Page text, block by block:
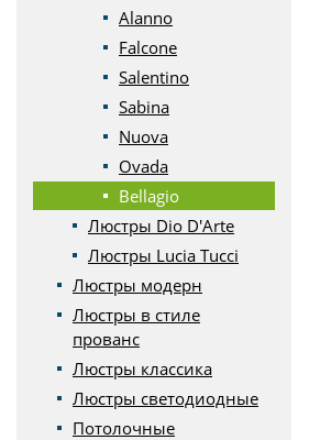
Alanno
Falcone
Salentino
Sabina
Nuova
Ovada
Bellagio
Люстры Dio D'Arte
Люстры Lucia Tucci
Люстры модерн
Люстры в стиле
прованс
Люстры классика
Люстры светодиодные
Потолочные